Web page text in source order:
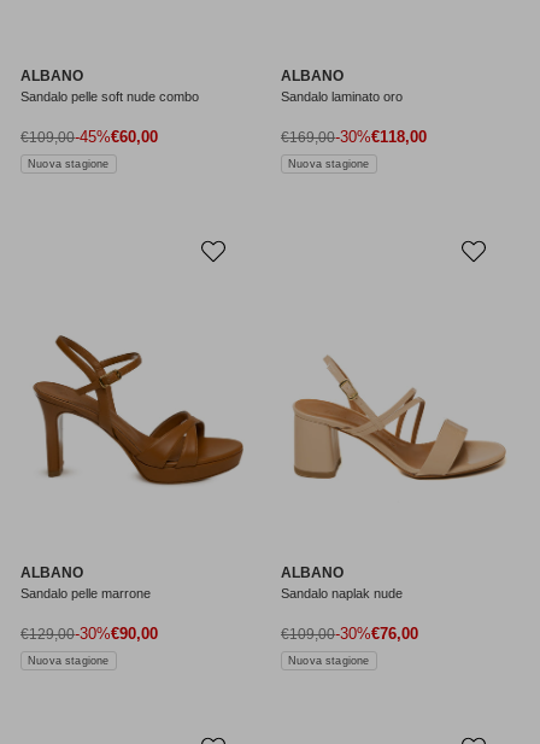
ALBANO
Sandalo pelle soft nude combo
Prezzo di vendita
€60,00
Prezzo normale
€109,00-45%
Nuova stagione
ALBANO
Sandalo laminato oro
Prezzo di vendita
€118,00
Prezzo normale
€169,00-30%
Nuova stagione
ALBANO
Sandalo pelle marrone
Prezzo di vendita
€90,00
Prezzo normale
€129,00-30%
Nuova stagione
ALBANO
Sandalo naplak nude
Prezzo di vendita
€76,00
Prezzo normale
€109,00-30%
Nuova stagione